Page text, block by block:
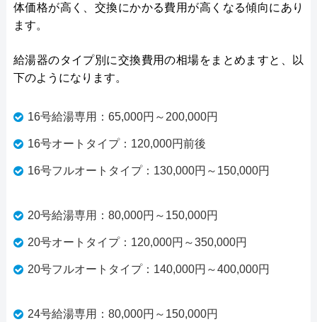
体価格が高く、交換にかかる費用が高くなる傾向にあり
ます。
給湯器のタイプ別に交換費用の相場をまとめますと、以
下のようになります。
16号給湯専用：65,000円～200,000円
16号オートタイプ：120,000円前後
16号フルオートタイプ：130,000円～150,000円
20号給湯専用：80,000円～150,000円
20号オートタイプ：120,000円～350,000円
20号フルオートタイプ：140,000円～400,000円
24号給湯専用：80,000円～150,000円